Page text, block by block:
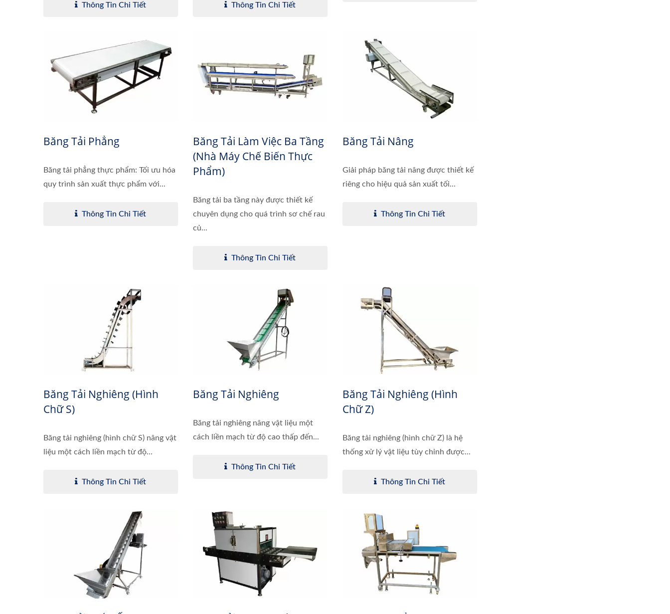
Thông Tin Chi Tiết Thông Tin Chi Tiết
Băng Tải Phẳng
Băng tải phẳng thực phẩm: Tối ưu hóa
quy trình sản xuất thực phẩm với...
Thông Tin Chi Tiết
Băng Tải Làm Việc Ba Tầng
(Nhà Máy Chế Biến Thực
Phẩm)
Băng tải ba tầng này được thiết kế
chuyên dụng cho quá trình sơ chế rau
củ...
Thông Tin Chi Tiết
Băng Tải Nâng
Giải pháp băng tải nâng được thiết kế
riêng cho hiệu quả sản xuất tối...
Thông Tin Chi Tiết
Băng Tải Nghiêng (hình
Chữ S)
Băng tải nghiêng (hình chữ S) nâng vật
liệu một cách liền mạch từ độ...
Thông Tin Chi Tiết
Băng Tải Nghiêng
Băng tải nghiêng nâng vật liệu một
cách liền mạch từ độ cao thấp đến...
Thông Tin Chi Tiết
Băng Tải Nghiêng (hình
Chữ Z)
Băng tải nghiêng (hình chữ Z) là hệ
thống xử lý vật liệu tùy chỉnh được...
Thông Tin Chi Tiết